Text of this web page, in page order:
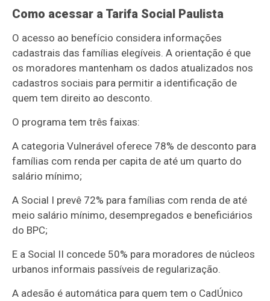
Como acessar a Tarifa Social Paulista
O acesso ao benefício considera informações
cadastrais das famílias elegíveis. A orientação é que
os moradores mantenham os dados atualizados nos
cadastros sociais para permitir a identificação de
quem tem direito ao desconto.
O programa tem três faixas:
A categoria Vulnerável oferece 78% de desconto para
famílias com renda per capita de até um quarto do
salário mínimo;
A Social I prevê 72% para famílias com renda de até
meio salário mínimo, desempregados e beneficiários
do BPC;
E a Social II concede 50% para moradores de núcleos
urbanos informais passíveis de regularização.
A adesão é automática para quem tem o CadÚnico